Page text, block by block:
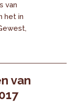
van
het in
van